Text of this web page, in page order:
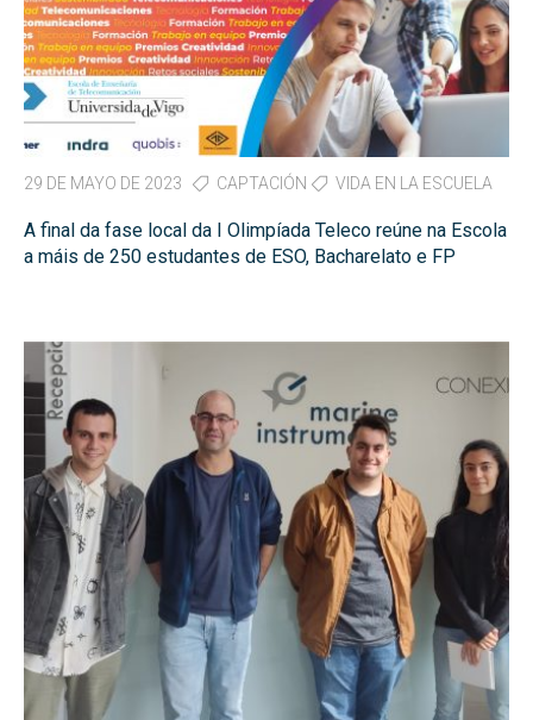
29 DE MAYO DE 2023 CAPTACIÓN VIDA EN LA ESCUELA
A final da fase local da I Olimpíada Teleco reúne na Escola
a máis de 250 estudantes de ESO, Bacharelato e FP